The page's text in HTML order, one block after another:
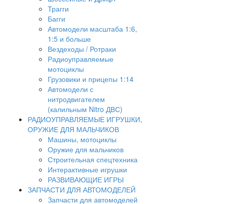
Трагги
Багги
Автомодели масштаба 1:6,
1:5 и больше
Вездеходы / Ротраки
Радиоуправляемые
мотоциклы
Грузовики и прицепы 1:14
Автомодели с
нитродвигателем
(калильным Nitro ДВС)
РАДИОУПРАВЛЯЕМЫЕ ИГРУШКИ,
ОРУЖИЕ ДЛЯ МАЛЬЧИКОВ
Машины, мотоциклы
Оружие для мальчиков
Строительная спецтехника
Интерактивные игрушки
РАЗВИВАЮЩИЕ ИГРЫ
ЗАПЧАСТИ ДЛЯ АВТОМОДЕЛЕЙ
Запчасти для автомоделей